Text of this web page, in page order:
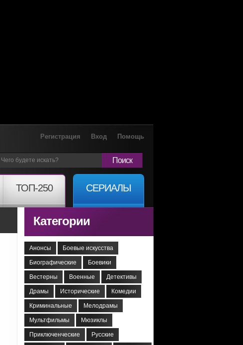
Регистрация Вход Помощь
Поиск
ТОП-250 СЕРИАЛЫ
Категории
Анонсы Боевые искусства
Биографические Боевики
Вестерны Военные Детективы
Драмы Исторические Комедии
Криминальные Мелодрамы
Мультфильмы Мюзиклы
Приключенческие Русские